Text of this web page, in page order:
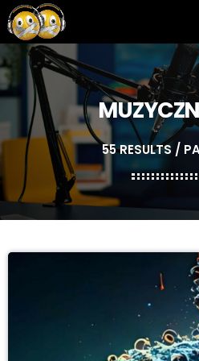
55 RESULTS /